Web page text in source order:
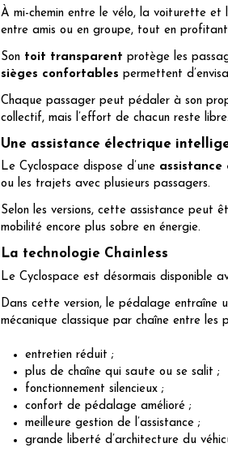
À mi-chemin entre le vélo, la voiturette et
entre amis ou en groupe, tout en
Son toit transparent protège les
sièges confortables permettent
Chaque passager peut pédaler à son
collectif, mais l’effort de chacun reste libre.
Une assistance électrique
Le Cyclospace dispose d’une assistance
ou les trajets avec plusieurs passagers.
Selon les versions, cette assistance peut
mobilité encore plus sobre en énergie.
La technologie Chainless
Le Cyclospace est désormais disponible
Dans cette version, le pédalage entraîne
mécanique classique par chaîne entre les
entretien réduit ;
plus de chaîne qui saute ou se salit ;
fonctionnement silencieux ;
confort de pédalage amélioré ;
meilleure gestion de l’assistance ;
grande liberté d’architecture du